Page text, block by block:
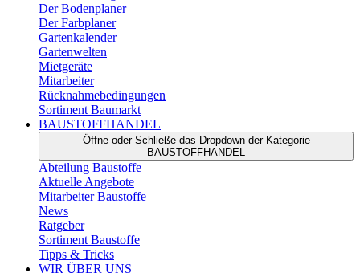
Der Bodenplaner
Der Farbplaner
Gartenkalender
Gartenwelten
Mietgeräte
Mitarbeiter
Rücknahmebedingungen
Sortiment Baumarkt
BAUSTOFFHANDEL
Öffne oder Schließe das Dropdown der Kategorie
BAUSTOFFHANDEL
Abteilung Baustoffe
Aktuelle Angebote
Mitarbeiter Baustoffe
News
Ratgeber
Sortiment Baustoffe
Tipps & Tricks
WIR ÜBER UNS